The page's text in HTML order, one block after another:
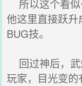
所以这个看似
他这里直接跃
BUG技。
回过神后，武
玩家，目光变的